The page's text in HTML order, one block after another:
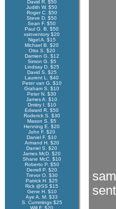
David R. $50
Judith W. $50
Roger C. $50
Steve D. $50
Sean F. $50
Paul G. B. $50
xsinventory $20
Nigel A. $15
Michael B. $20
Otto S. $20
Damien G. $12
Simon G. $5
Lindsay D. $25
David S. $25
Laurent L. $40
Peter van G. $10
Graham S. $10
Peter N. $30
James A. $10
Dmitry I. $10
Edward R. $50
Roderick S. $30
Mason S. $5
Henning E. $20
John F. $20
Daniel F. $10
Armand H. $20
Daniel S. $20
James McD. $20
Shane McC. $10
Roberto P. $50
Derrell P. $20
Trevor O. $30
Patrick H. $25
Rick @SS $15
Gene H. $10
Aye A. M. $33
S. Cummings $25
Will F. $20